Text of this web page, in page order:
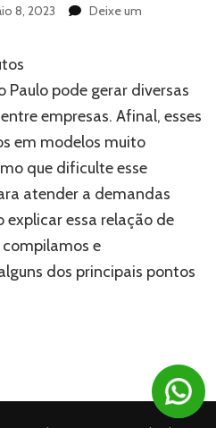
8, 2023
Deixe um
Paulo pode gerar diversas
empresas. Afinal, esses
em modelos muito
que dificulte esse
atender a demandas
essa relação de
e
dos principais pontos